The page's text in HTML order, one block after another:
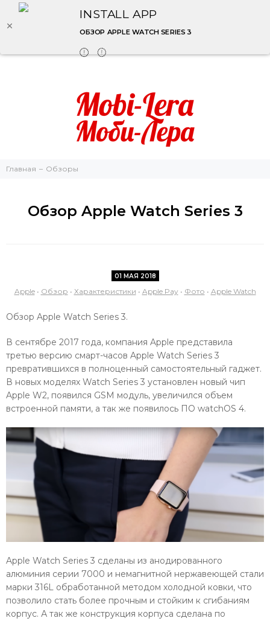
INSTALL APP
ОБЗОР APPLE WATCH SERIES 3
Главная Обзоры
Обзор Apple Watch Series 3
01 МАЯ 2018
Apple• Обзор • Характеристики • Apple Pay• Фото • Apple Watch
Обзор Apple Watch Series 3.
В сентябре 2017 года, компания Apple представила
третью версию смарт-часов Apple Watch Series 3
превратившихся в полноценный самостоятельный гаджет.
В новых моделях Watch Series 3 установлен новый чип
Apple W2, появился GSM модуль, увеличился объем
встроенной памяти, а так же появилось ПО watchOS 4.
Apple Watch Series 3 сделаны из анодированного
алюминия серии 7000 и немагнитной нержавеющей стали
марки 316L обработанной методом холодной ковки, что
позволило стать более прочным и стойким к сгибаниям
корпус. А так же конструкция корпуса сделана по